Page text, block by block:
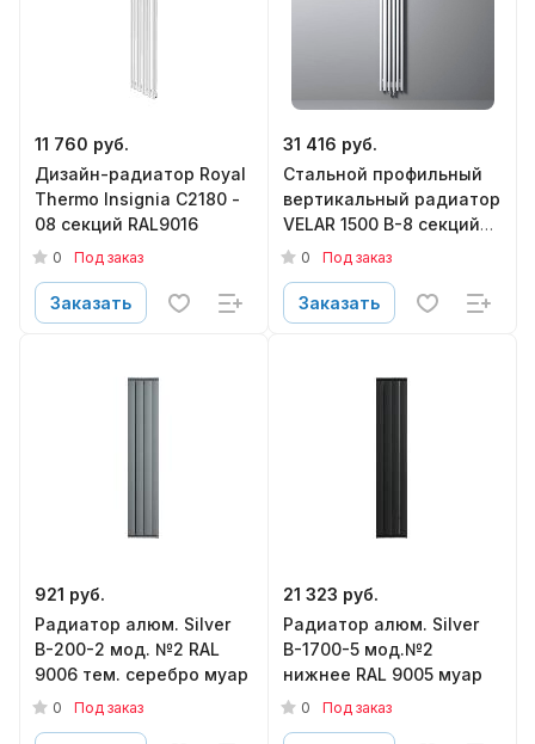
11 760 руб.
Дизайн-радиатор Royal
Thermo Insignia C2180 -
08 секций RAL9016
0 Под заказ
Заказать
31 416 руб.
Стальной профильный
вертикальный радиатор
VELAR 1500 B-8 секций
нижнее подключение
без термостатического
клапана
0 Под заказ
Заказать
921 руб.
Радиатор алюм. Silver
B-200-2 мод. №2 RAL
9006 тем. серебро муар
0 Под заказ
21 323 руб.
Радиатор алюм. Silver
B-1700-5 мод.№2
нижнее RAL 9005 муар
0 Под заказ